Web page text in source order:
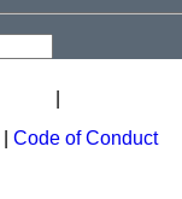
Code of Conduct